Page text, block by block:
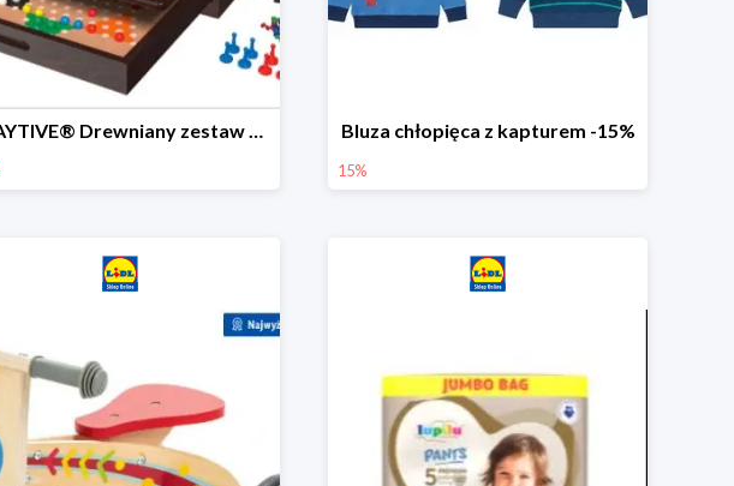
PLAYTIVE® Drewniany zestaw gier 10 w 1 Bluza chłopięca z kapturem -15%
15%